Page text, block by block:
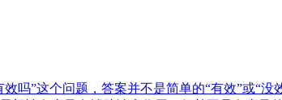
吗”这个问题，答案并不是简单的“有效”或“